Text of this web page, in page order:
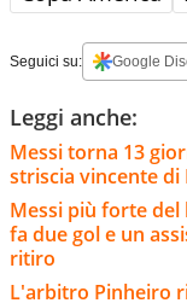
Seguici su: Google
Leggi anche:
Messi torna 13
striscia vincente
Messi più forte
fa due gol e un
ritiro
L'arbitro Pinheiro